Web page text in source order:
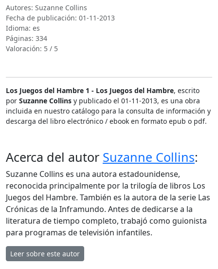
Autores: Suzanne Collins
Fecha de publicación: 01-11-2013
Idioma: es
Páginas: 334
Valoración: 5 / 5
Los Juegos del Hambre 1 - Los Juegos del Hambre, escrito
por Suzanne Collins y publicado el 01-11-2013, es una obra
incluida en nuestro catálogo para la consulta de información y
descarga del libro electrónico / ebook en formato epub o pdf.
Acerca del autor Suzanne Collins:
Suzanne Collins es una autora estadounidense,
reconocida principalmente por la trilogía de libros Los
Juegos del Hambre. También es la autora de la serie Las
Crónicas de la Inframundo. Antes de dedicarse a la
literatura de tiempo completo, trabajó como guionista
para programas de televisión infantiles.
Leer sobre este autor